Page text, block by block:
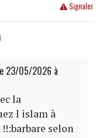
Signaler
23/05/2026 à
la
l islam à
selon